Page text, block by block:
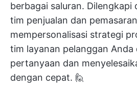
berbagai saluran. Dilengkapi
tim penjualan dan
mempersonalisasi strategi
tim layanan pelanggan
pertanyaan dan
dengan cepat. 🙋